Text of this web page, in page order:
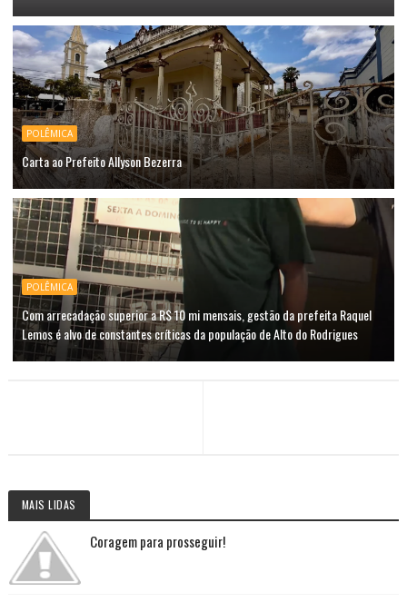
POLÊMICA
Carta ao Prefeito Allyson Bezerra
POLÊMICA
Com arrecadação superior a R$ 10 mi mensais, gestão da prefeita Raquel
Lemos é alvo de constantes críticas da população de Alto do Rodrigues
MAIS LIDAS
Coragem para prosseguir!